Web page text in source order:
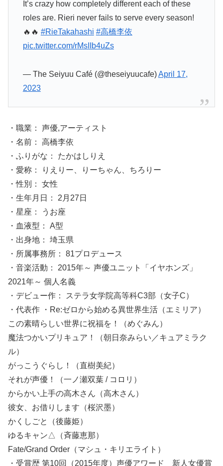
It’s crazy how completely different each of these
roles are. Rieri never fails to serve every season!
🔥🔥 #RieTakahashi #高橋李依
pic.twitter.com/rMsIIb4uZs
— The Seiyuu Café (@theseiyuucafe)April 17,
2023
・職業： 声優,アーティスト
・名前： 高橋李依
・ふりがな： たかはしりえ
・愛称： りえりー、りーちゃん、ちろりー
・性別： 女性
・生年月日： 2月27日
・星座： うお座
・血液型： A型
・出身地： 埼玉県
・所属事務所： 81プロデュース
・音楽活動： 2015年～ 声優ユニット「イヤホンズ」
2021年～ 個人名義
・デビュー作： ステラ女学院高等科C3部（女子C）
・代表作 ・Re:ゼロから始める異世界生活（エミリア）
この素晴らしい世界に祝福を！（めぐみん）
魔法つかいプリキュア！（朝日奈みらい／キュアミラク
ル）
がっこうぐらし！（直樹美紀）
それが声優！（一ノ瀬双葉 / コロリ）
からかい上手の高木さん（高木さん）
彼女、お借りします（桜沢墨）
かくしごと（後藤姫）
ゆるキャン△（斉藤恵那）
Fate/Grand Order（マシュ・キリエライト）
・受賞歴 第10回（2015年度）声優アワード 新人女優賞